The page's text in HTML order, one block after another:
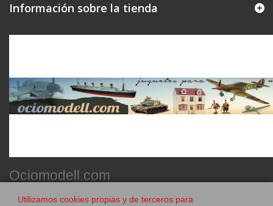
Información sobre la tienda
Ociomodell.com
Utilizamos cookies propias y de terceros para